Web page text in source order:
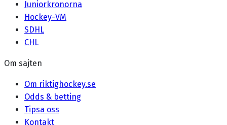
Juniorkronorna
Hockey-VM
SDHL
CHL
Om sajten
Om riktighockey.se
Odds & betting
Tipsa oss
Kontakt